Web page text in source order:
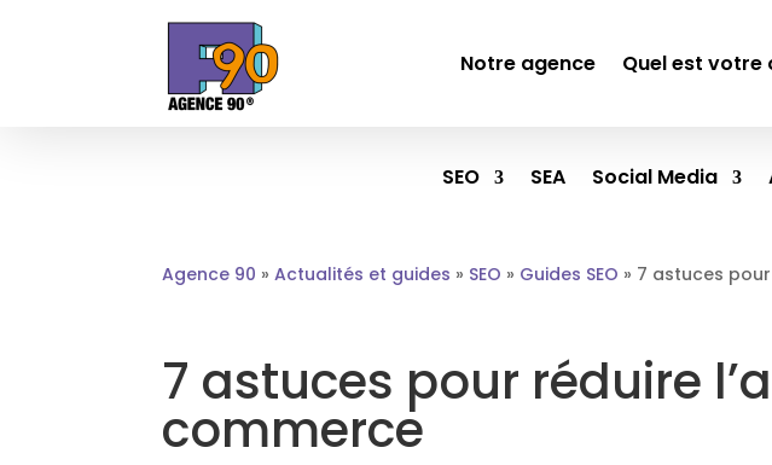
Notre agence Quel est votre
SEO SEA Social Media
Agence 90 »Actualités et guides » SEO » Guides SEO » 7 astuces
7 astuces pour réduire
commerce